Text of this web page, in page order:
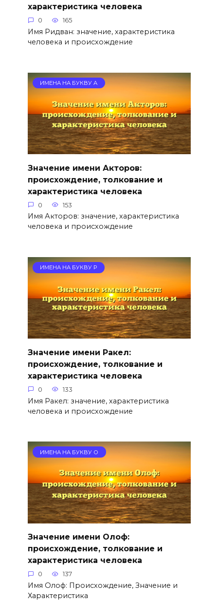
характеристика человека
0 165
Имя Ридван: значение, характеристика
человека и происхождение
ИМЕНА НА БУКВУ А
Значение имени Акторов:
происхождение, толкование и
характеристика человека
0 153
Имя Акторов: значение, характеристика
человека и происхождение
ИМЕНА НА БУКВУ Р
Значение имени Ракел:
происхождение, толкование и
характеристика человека
0 133
Имя Ракел: значение, характеристика
человека и происхождение
ИМЕНА НА БУКВУ О
Значение имени Олоф:
происхождение, толкование и
характеристика человека
0 137
Имя Олоф: Происхождение, Значение и
Характеристика